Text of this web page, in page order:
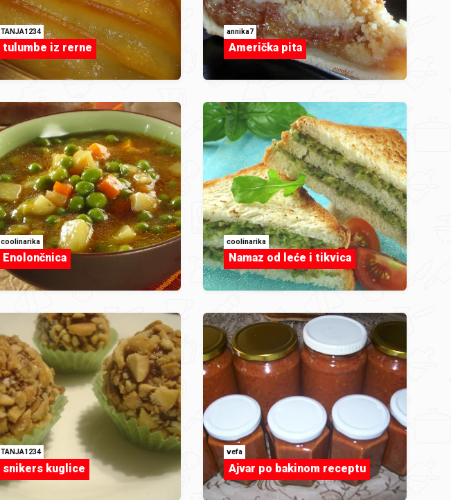
TANJA1234
tulumbe iz rerne
annika7
Američka pita
coolinarika
Enolončnica
coolinarika
Namaz od leće i tikvica
TANJA1234
snikers kuglice
vefa
Ajvar po bakinom receptu